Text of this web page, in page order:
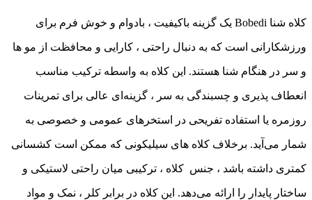
کلاه شنا Bobedi یک گزینه باکیفیت ، بادوام و خوش‌ فرم برای
ورزشکارانی است که به دنبال راحتی ، کارایی و محافظت از مو ها
و سر در هنگام شنا هستند. این کلاه به ‌واسطه‌ ترکیب مناسب
انعطاف‌ پذیری و چسبندگی به سر ، گزینه‌ای عالی برای تمرینات
روزمره یا استفاده تفریحی در استخرهای عمومی و خصوصی به
شمار می‌آید. برخلاف کلاه های سیلیکونی که ممکن است کشسانی
کمتری داشته باشد ، جنس کلاه ، ترکیبی میان راحتی لاستیکی و
ساختار پایدار را ارائه می‌دهد. این کلاه در برابر کلر ، نمک و مواد